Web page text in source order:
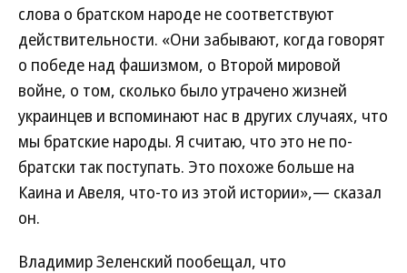
слова о братском народе не соответствуют
действительности. «Они забывают, когда говорят
о победе над фашизмом, о Второй мировой
войне, о том, сколько было утрачено жизней
украинцев и вспоминают нас в других случаях, что
мы братские народы. Я считаю, что это не по-
братски так поступать. Это похоже больше на
Каина и Авеля, что-то из этой истории»,— сказал
он.
Владимир Зеленский пообещал, что